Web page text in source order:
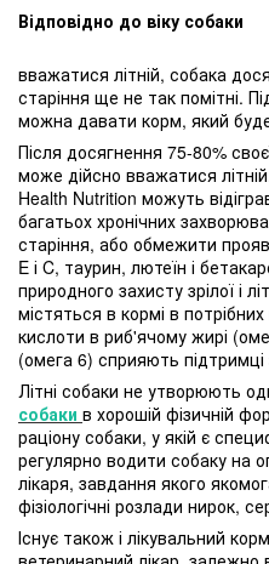
Відповідно до віку собаки
вважатися літній, собака
старіння ще не так помітні.
можна давати корм, який
Після досягнення 75-80%
може дійсно вважатися
Health Nutrition можуть
багатьох хронічних
старіння, або обмежити
E і C, таурин, лютеїн і
природного захисту зрілої і
містяться в кормі в
кислоти в риб'ячому жирі
(омега 6) сприяють підтримці
Літні собаки не утворюють
собаки в хорошій фізичній
раціону собаки, у якій є
регулярно водити собаку на
лікаря, завдання якого
фізіологічні розлади нирок,
Існує також і лікувальний